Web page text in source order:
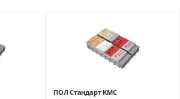
ПОЛ Стандарт КМС